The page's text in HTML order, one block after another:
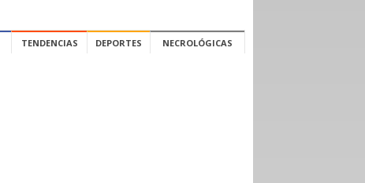
TENDENCIAS DEPORTES NECROLÓGICAS